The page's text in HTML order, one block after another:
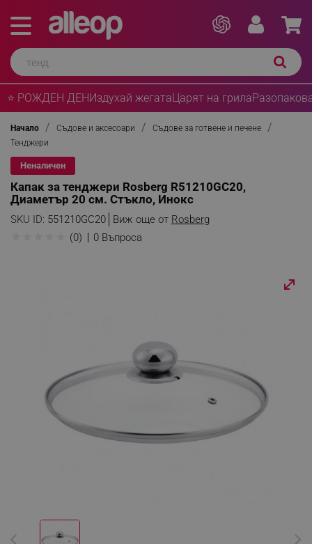
⭐ РОЖДЕН ДЕНИздухай жегатаЦарят на грила
Начало Съдове и аксесоари
Съдове за готвене и печене
Тенджери
Неналичен
Капак за тенджери Rosberg R51210GC20,
Диаметър 20 см. Стъкло, Инокс
SKU ID: 551210GC20 Виж още от Rosberg
(0) 0 Въпроса